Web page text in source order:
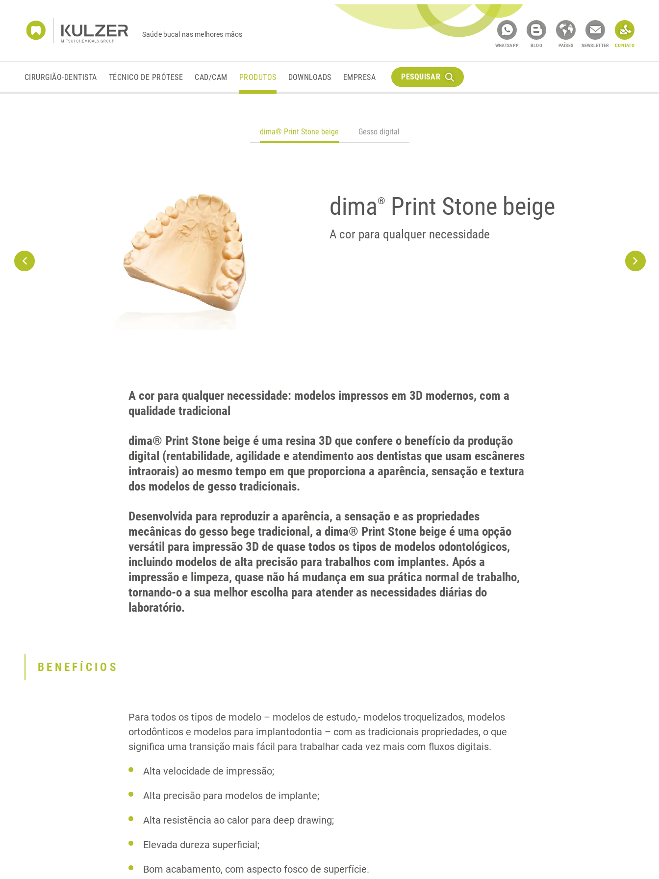
Saúde bucal nas melhores mãos
WHATSAPP BLOG PAÍSES NEWSLETTER CONTATO
CIRURGIÃO-DENTISTA TÉCNICO DE PRÓTESE CAD/CAM PRODUTOS DOWNLOADS EMPRESA PESQUISAR
dima® Print Stone beige
A cor para qualquer necessidade
dima® Print Stone beige Gesso digital
A cor para qualquer necessidade: modelos impressos em 3D modernos, com a
qualidade tradicional
dima® Print Stone beige é uma resina 3D que confere o benefício da produção
digital (rentabilidade, agilidade e atendimento aos dentistas que usam escâneres
intraorais) ao mesmo tempo em que proporciona a aparência, sensação e textura
dos modelos de gesso tradicionais.
Desenvolvida para reproduzir a aparência, a sensação e as propriedades
mecânicas do gesso bege tradicional, a dima® Print Stone beige é uma opção
versátil para impressão 3D de quase todos os tipos de modelos odontológicos,
incluindo modelos de alta precisão para trabalhos com implantes. Após a
impressão e limpeza, quase não há mudança em sua prática normal de trabalho,
tornando-o a sua melhor escolha para atender as necessidades diárias do
laboratório.
BENEFÍCIOS
Para todos os tipos de modelo – modelos de estudo,- modelos troquelizados, modelos
ortodônticos e modelos para implantodontia – com as tradicionais propriedades, o que
significa uma transição mais fácil para trabalhar cada vez mais com fluxos digitais.
Alta velocidade de impressão;
Alta precisão para modelos de implante;
Alta resistência ao calor para deep drawing;
Elevada dureza superficial;
Bom acabamento, com aspecto fosco de superfície.